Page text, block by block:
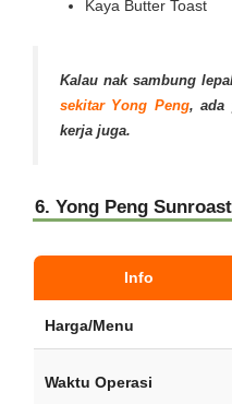
Kaya Butter Toast
Kalau nak sambung
sekitar Yong Peng, ada
kerja juga.
6. Yong Peng Sunroast
Info
Harga/Menu
Waktu Operasi